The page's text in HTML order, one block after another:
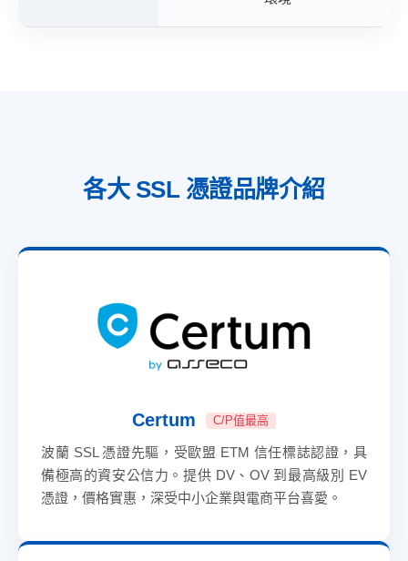
各大 SSL 憑證品牌介紹
Certum C/P值最高
波蘭 SSL 憑證先驅，受歐盟 ETM 信任標誌認證，具
備極高的資安公信力。提供 DV、OV 到最高級別 EV
憑證，價格實惠，深受中小企業與電商平台喜愛。